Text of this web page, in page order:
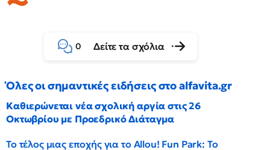
0 Δείτε τα σχόλια
Όλες οι σημαντικές ειδήσεις στο alfavita.gr
Καθιερώνεται νέα σχολική αργία στις 26
Οκτωβρίου με Προεδρικό Διάταγμα
Το τέλος μιας εποχής για το Allou! Fun Park: Το